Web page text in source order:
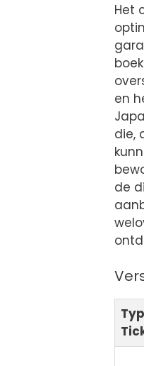
Het
en
die,
de